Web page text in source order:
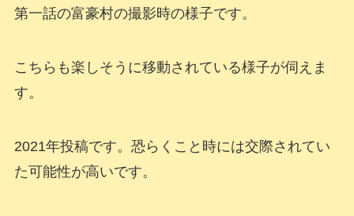
第一話の富豪村の撮影時の様子です。
こちらも楽しそうに移動されている様子が伺えま
す。
2021年投稿です。恐らくこと時には交際されてい
た可能性が高いです。